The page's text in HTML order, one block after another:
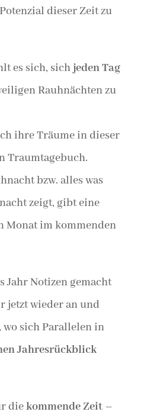
dieser Zeit zu
es sich, sichjeden Tag
Rauhnächten zu
ihre Träume in dieser
Traumtagebuch.
bzw. alles was
zeigt, gibt eine
Monat im kommenden
Jahr Notizen gemacht
jetzt wieder an und
sich Parallelen in
Jahresrückblick
diekommende Zeit–